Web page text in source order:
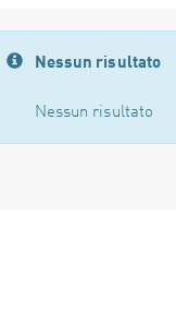
Nessun risultato
Nessun risultato